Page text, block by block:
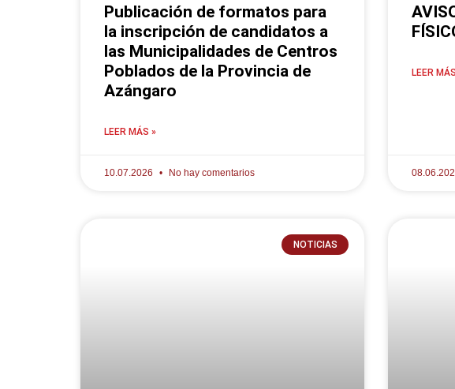
Publicación de formatos para
la inscripción de candidatos a
las Municipalidades de Centros
Poblados de la Provincia de
Azángaro
LEER MÁS »
10.07.2026 No hay comentarios
LEER
NOTICIAS